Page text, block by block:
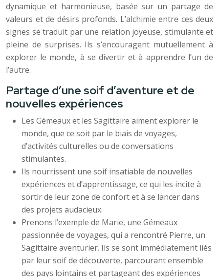
dynamique et harmonieuse, basée sur un partage de
valeurs et de désirs profonds. L’alchimie entre ces deux
signes se traduit par une relation joyeuse, stimulante et
pleine de surprises. Ils s’encouragent mutuellement à
explorer le monde, à se divertir et à apprendre l’un de
l’autre.
Partage d’une soif d’aventure et de
nouvelles expériences
Les Gémeaux et les Sagittaire aiment explorer le
monde, que ce soit par le biais de voyages,
d’activités culturelles ou de conversations
stimulantes.
Ils nourrissent une soif insatiable de nouvelles
expériences et d’apprentissage, ce qui les incite à
sortir de leur zone de confort et à se lancer dans
des projets audacieux.
Prenons l’exemple de Marie, une Gémeaux
passionnée de voyages, qui a rencontré Pierre, un
Sagittaire aventurier. Ils se sont immédiatement liés
par leur soif de découverte, parcourant ensemble
des pays lointains et partageant des expériences